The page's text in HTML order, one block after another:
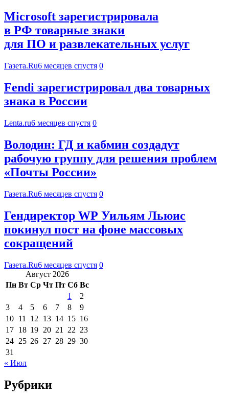
Microsoft зарегистрировала
в РФ товарные знаки
для ПО и развлекательных услуг
Газета.Ru6 месяцев спустя 0
Fendi зарегистрировал два товарных
знака в России
Lenta.ru6 месяцев спустя 0
Володин: ГД и кабмин создадут
рабочую группу для решения проблем
«Почты России»
Газета.Ru6 месяцев спустя 0
Гендиректор WP Уильям Льюис
покинул пост на фоне массовых
сокращений
Газета.Ru6 месяцев спустя 0
Август 2026
Пн Вт Ср Чт Пт Сб Вс
1
2
3
4 5 6 7 8
9
10 11 12 13 14 15 16
17 18 19 20 21 22 23
24 25 26 27 28 29 30
31
« Июл
Рубрики